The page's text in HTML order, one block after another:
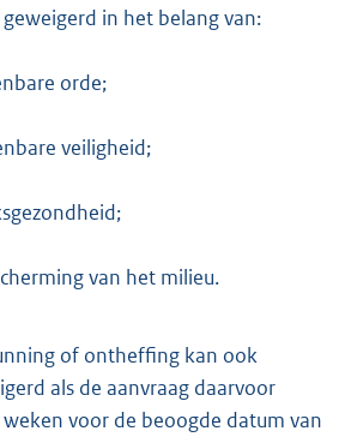
in het belang van:
orde;
veiligheid;
van het milieu.
of ontheffing kan ook
als de aanvraag daarvoor
voor de beoogde datum van